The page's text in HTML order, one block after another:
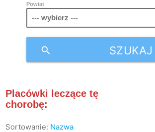
Powiat
SZUKAJ
search
Placówki leczące tę
chorobę:
Sortowanie: Nazwa